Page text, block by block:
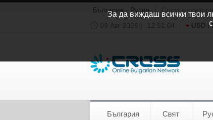
България - Русия Cross
09 Авг 2026 |
12:51:05 USD /
България Свят
За да виждаш всички твои